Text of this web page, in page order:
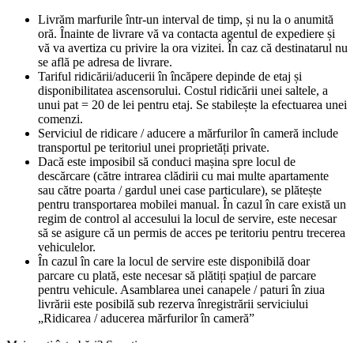
Livrăm marfurile într-un interval de timp, și nu la o anumită
oră. Înainte de livrare vă va contacta agentul de expediere și
vă va avertiza cu privire la ora vizitei. În caz că destinatarul nu
se află pe adresa de livrare.
Tariful ridicării/aducerii în încăpere depinde de etaj și
disponibilitatea ascensorului. Costul ridicării unei saltele, a
unui pat = 20 de lei pentru etaj. Se stabilește la efectuarea unei
comenzi.
Serviciul de ridicare / aducere a mărfurilor în cameră include
transportul pe teritoriul unei proprietăți private.
Dacă este imposibil să conduci mașina spre locul de
descărcare (către intrarea clădirii cu mai multe apartamente
sau către poarta / gardul unei case particulare), se plătește
pentru transportarea mobilei manual. În cazul în care există un
regim de control al accesului la locul de servire, este necesar
să se asigure că un permis de acces pe teritoriu pentru trecerea
vehiculelor.
În cazul în care la locul de servire este disponibilă doar
parcare cu plată, este necesar să plătiți spațiul de parcare
pentru vehicule. Asamblarea unei canapele / paturi în ziua
livrării este posibilă sub rezerva înregistrării serviciului
„Ridicarea / aducerea mărfurilor în cameră”